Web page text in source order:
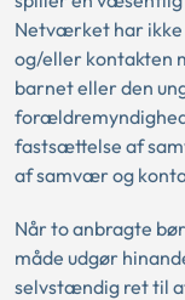
Netværket har ikke
og/eller kontakten
barnet eller den
fastsættelse af
af samvær og
Når to anbragte
måde udgør
selvstændig ret til